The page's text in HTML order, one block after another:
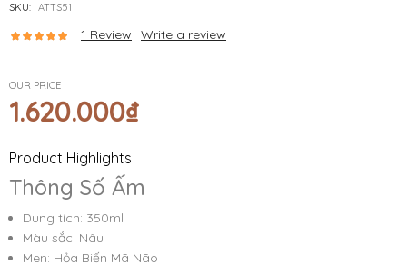
SKU: ATTS51
1 Review Write a review
OUR PRICE
1.620.000₫
Product Highlights
Thông Số Ấm
Dung tích: 350ml
Màu sắc: Nâu
Men: Hỏa Biến Mã Não